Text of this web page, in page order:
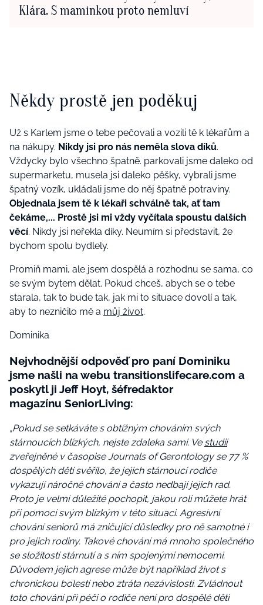
Klára. S maminkou proto nemluví
Někdy prostě jen poděkuj
Už s Karlem jsme o tebe pečovali a vozili tě k lékařům a
na nákupy. Nikdy jsi pro nás neměla slova díků.
Vždycky bylo všechno špatně. parkovali jsme daleko od
supermarketu, musela jsi daleko pěšky, vybrali jsme
špatný vozík, ukládali jsme do něj špatně potraviny.
Objednala jsem tě k lékaři schválně tak, ať tam
čekáme,... Prostě jsi mi vždy vyčítala spoustu dalších
věcí. Nikdy jsi neřekla díky. Neumím si představit, že
bychom spolu bydlely.
Promiň mami, ale jsem dospělá a rozhodnu se sama, co
se svým bytem dělat. Pokud chceš, abych se o tebe
starala, tak to bude tak, jak mi to situace dovolí a tak,
aby to nezničilo mě a můj život.
Dominika
Nejvhodnější odpověď pro paní Dominiku
jsme našli na webu transitionslifecare.com a
poskytl ji Jeff Hoyt, šéfredaktor
magazínu SeniorLiving:
„Pokud se setkáváte s obtížným chováním svých
stárnoucích blízkých, nejste zdaleka sami. Ve studii
zveřejněné v časopise Journals of Gerontology se 77 %
dospělých dětí svěřilo, že jejich stárnoucí rodiče
vykazují náročné chování a často nedbají jejich rad.
Proto je velmi důležité pochopit, jakou roli můžete hrát
při pomoci svým blízkým v této situaci. Agresivní
chování seniorů má zničující důsledky pro ně samotné i
pro jejich rodiny. Takové chování má mnoho společného
se složitostí stárnutí a s ním spojenými nemocemi.
Důvodem jejich agrese může být například život s
chronickou bolestí nebo ztráta nezávislosti. Zvládnout
toto chování při péči o rodiče není pro dospělé děti